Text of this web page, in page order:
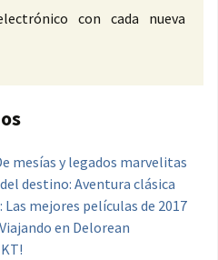
con cada nueva
mesías y legados marvelitas
destino: Aventura clásica
Las mejores películas de 2017
en Delorean